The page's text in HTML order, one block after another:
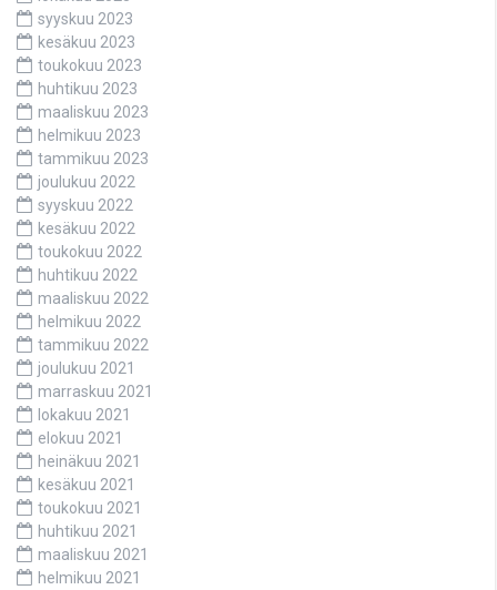
syyskuu 2023
kesäkuu 2023
toukokuu 2023
huhtikuu 2023
maaliskuu 2023
helmikuu 2023
tammikuu 2023
joulukuu 2022
syyskuu 2022
kesäkuu 2022
toukokuu 2022
huhtikuu 2022
maaliskuu 2022
helmikuu 2022
tammikuu 2022
joulukuu 2021
marraskuu 2021
lokakuu 2021
elokuu 2021
heinäkuu 2021
kesäkuu 2021
toukokuu 2021
huhtikuu 2021
maaliskuu 2021
helmikuu 2021